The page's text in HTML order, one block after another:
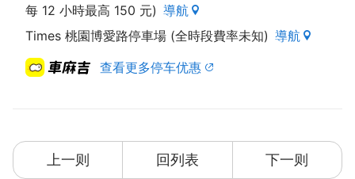
每 12 小時最高 150 元) 導航
Times 桃園博愛路停車場 (全時段費率未知) 導航
查看更多停车优惠
上一则 回列表 下一则